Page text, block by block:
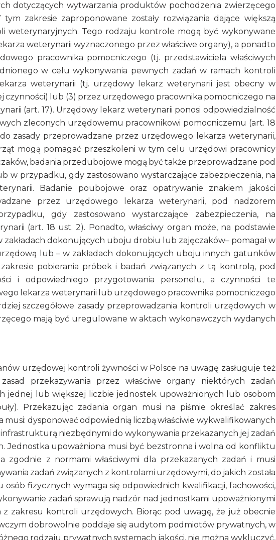
dotyczących wytwarzania produktów pochodzenia zwierzęcego
zakresie zaproponowane zostały rozwiązania dające większą
weterynaryjnych. Tego rodzaju kontrole mogą być wykonywane
weterynarii wyznaczonego przez właściwe organy), a ponadto
pracownika pomocniczego (tj. przedstawiciela właściwych
w celu wykonywania pewnych zadań w ramach kontroli
weterynarii (tj. urzędowy lekarz weterynarii jest obecny w
czynności) lub (3) przez urzędowego pracownika pomocniczego na
(art. 17). Urzędowy lekarz weterynarii ponosi odpowiedzialność
zleconych urzędowemu pracownikowi pomocniczemu (art. 18
zasady przeprowadzane przez urzędowego lekarza weterynarii,
mogą pomagać przeszkoleni w tym celu urzędowi pracownicy
badania przedubojowe mogą być także przeprowadzane pod
przypadku, gdy zastosowano wystarczające zabezpieczenia, na
Badanie poubojowe oraz opatrywanie znakiem jakości
przez urzędowego lekarza weterynarii, pod nadzorem
gdy zastosowano wystarczające zabezpieczenia, na
(art. 18 ust. 2). Ponadto, właściwy organ może, na podstawie
zakładach dokonujących uboju drobiu lub zajęczaków– pomagał w
lub – w zakładach dokonujących uboju innych gatunków
pobierania próbek i badań związanych z tą kontrolą, pod
i odpowiedniego przygotowania personelu, a czynności te
lekarza weterynarii lub urzędowego pracownika pomocniczego
szczegółowe zasady przeprowadzania kontroli urzędowych w
mają być uregulowane w aktach wykonawczych wydanych
urzędowej kontroli żywności w Polsce na uwagę zasługuje też
przekazywania przez właściwe organy niektórych zadań
jednej lub większej liczbie jednostek upoważnionych lub osobom
Przekazując zadania organ musi na piśmie określać zakres
dysponować odpowiednią liczbą właściwie wykwalifikowanych
niezbędnymi do wykonywania przekazanych jej zadań
Jednostka upoważniona musi być bezstronna i wolna od konfliktu
zgodnie z normami właściwymi dla przekazanych zadań i musi
zadań związanych z kontrolami urzędowymi, do jakich została
fizycznych wymaga się odpowiednich kwalifikacji, fachowości,
zadań sprawują nadzór nad jednostkami upoważnionymi
z zakresu kontroli urzędowych. Biorąc pod uwagę, że już obecnie
dobrowolnie poddaje się audytom podmiotów prywatnych, w
rodzaju prywatnych systemach jakości, nie można wykluczyć,